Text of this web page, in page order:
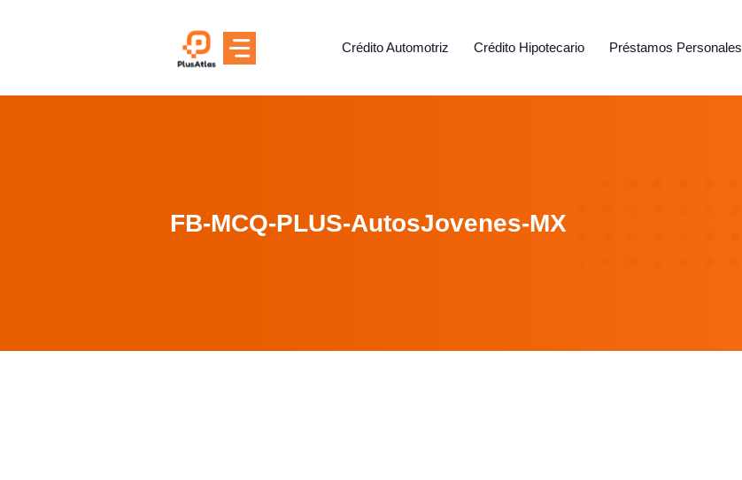
Crédito Automotriz Crédito Hipotecario Préstamos Personales
FB-MCQ-PLUS-AutosJovenes-MX